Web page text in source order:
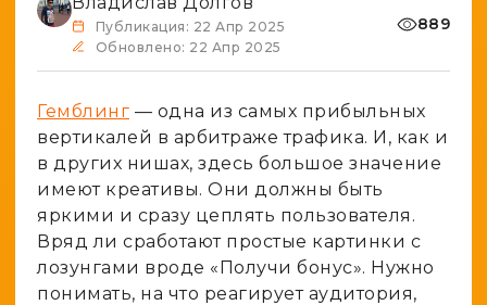
Адалт
Spy-сервисы
Вайты
Проверка анонимности
Конвертер cookies
Публикация: 22 Апр 2025
Обновлено: 22 Апр 2025
889
Гемблинг — одна из самых прибыльных
вертикалей в арбитраже трафика. И, как и
в других нишах, здесь большое значение
имеют креативы. Они должны быть
яркими и сразу цеплять пользователя.
Вряд ли сработают простые картинки с
лозунгами вроде «Получи бонус». Нужно
понимать, на что реагирует аудитория,